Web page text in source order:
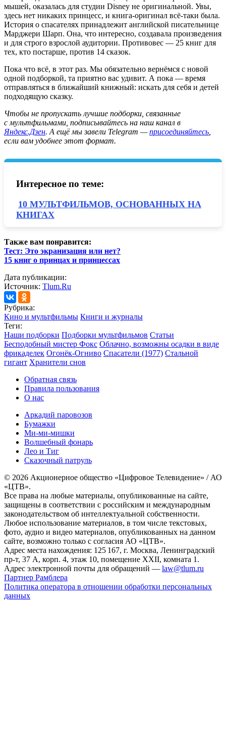
мышей, оказалась для студии Disney не оригинальной. Увы,
здесь нет никаких принцесс, и книга-оригинал всё-таки была.
История о спасателях принадлежит английской писательнице
Марджери Шарп. Она, что интересно, создавала произведения
и для строго взрослой аудитории. Противовес — 25 книг для
тех, кто постарше, против 14 сказок.
Пока что всё, в этот раз. Мы обязательно вернёмся с новой
одной подборкой, та приятно вас удивит. А пока — время
отправляться в ближайший книжный: искать для себя и детей
подходящую сказку.
Чтобы не пропускать лучшие подборки, связанные
с мультфильмами, подписывайтесь на наш канал в
Яндекс.Дзен. А ещё мы завели Telegram — присоединяйтесь
если вам удобнее этот формат.
Интересное по теме:
10 МУЛЬТФИЛЬМОВ, ОСНОВАННЫХ НА
КНИГАХ
Также вам понравится:
Тест: Это экранизация или нет?
15 книг о принцах и принцессах
Дата публикации:
Источник: Tlum.Ru
Рубрика:
Кино и мультфильмы Книги и журналы
Теги:
Наши подборки Подборки мультфильмов Статьи
Бесподобный мистер Фокс Облачно, возможны осадки в виде
фрикаделек Огонёк-Огниво Спасатели (1977) Стальной
гигант Хранители снов
Обратная связь
Правила пользования
О нас
Аркадий паровозов
Бумажки
Ми-ми-мишки
Волшебный фонарь
Лео и Тиг
Сказочный патруль
© 2026 Акционерное общество «Цифровое Телевидение» / АО
«ЦТВ».
Все права на любые материалы, опубликованные на сайте,
защищены в соответствии с российским и международным
законодательством об интеллектуальной собственности.
Любое использование материалов, в том числе текстовых,
фото, аудио и видео материалов, опубликованных на данном
сайте, возможно только с согласия АО «ЦТВ».
Адрес места нахождения: 125 167, г. Москва, Ленинградский
пр-т, 37 А, корп. 4, этаж 10, помещение XXII, комната 1.
Адрес электронной почты для обращений — law@tlum.ru
Партнер Рамблера
Политика оператора в отношении обработки персональных
данных